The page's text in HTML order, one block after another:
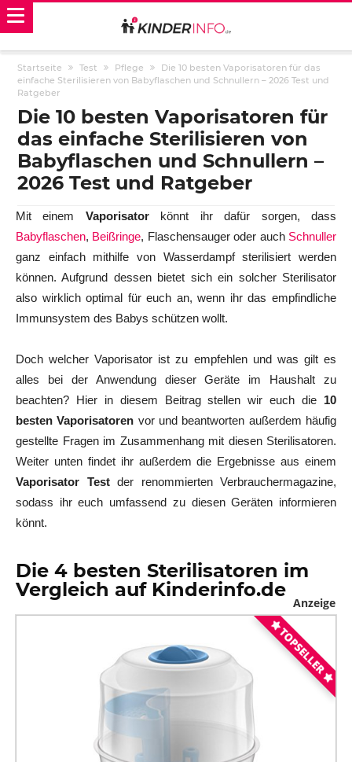
Startseite Test Pflege
Die 10 besten Vaporisatoren für das
einfache Sterilisieren von Babyflaschen und Schnullern – 2026 Test und
Ratgeber
Die 10 besten Vaporisatoren für
das einfache Sterilisieren von
Babyflaschen und Schnullern –
2026 Test und Ratgeber
Mit einem Vaporisatorkönnt ihr dafür sorgen, dass
Babyflaschen, Beißringe, Flaschensauger oder auch Schnuller
ganz einfach mithilfe von Wasserdampf sterilisiert werden
können. Aufgrund dessen bietet sich ein solcher Sterilisator
also wirklich optimal für euch an, wenn ihr das empfindliche
Immunsystem des Babys schützen wollt.
Doch welcher Vaporisator ist zu empfehlen und was gilt es
alles bei der Anwendung dieser Geräte im Haushalt zu
beachten? Hier in diesem Beitrag stellen wir euch die 10
besten Vaporisatoren vor und beantworten außerdem häufig
gestellte Fragen im Zusammenhang mit diesen Sterilisatoren.
Weiter unten findet ihr außerdem die Ergebnisse aus einem
Vaporisator Testder renommierten Verbrauchermagazine,
sodass ihr euch umfassend zu diesen Geräten informieren
könnt.
Die 4 besten Sterilisatoren im
Vergleich auf Kinderinfo.de